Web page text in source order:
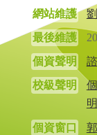
網站維護
最後維護
個資聲明
校級聲明
個資窗口